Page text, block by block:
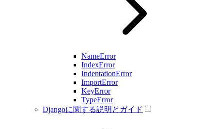
NameError
IndexError
IndentationError
ImportError
KeyError
TypeError
Djangoに関する説明とガイド